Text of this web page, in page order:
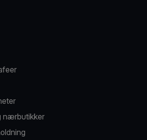
nærbutikker